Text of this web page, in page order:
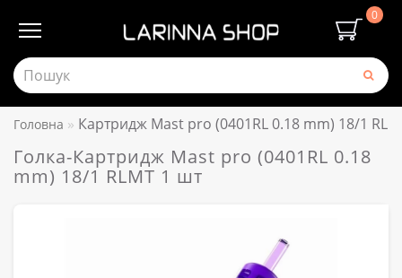
0
Головна Картридж Mast pro (0401RL 0.18 mm) 18/1
Голка-Картридж Mast pro (0401RL 0.18
mm) 18/1 RLMT 1 шт